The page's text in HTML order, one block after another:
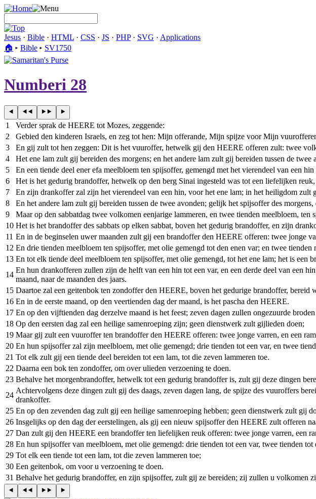
Jesus · Bible · HTML · CSS · JS · PHP· SVG · Applications
🏠︎ ▸ Bible ▸ SV1750
Numberi 28
1
Verder sprak de HEERE tot Mozes, zeggende:
2
Gebied den kinderen Israels, en zeg tot hen: Mijn offerande, Mijn spijze voor Mijn
3
En gij zult tot hen zeggen: Dit is het vuuroffer, hetwelk gij den HEERE offeren zult: twee
4
Het ene lam zult gij bereiden des morgens; en het andere lam zult gij bereiden tussen de twee
5
En een tiende deel ener efa meelbloem ten spijsoffer, gemengd met het vierendeel van een
6
Het is het gedurig brandoffer, hetwelk op den berg Sinai ingesteld was tot een liefelijken
7
En zijn drankoffer zal zijn het vierendeel van een hin, voor het ene lam; in het heiligdom
8
En het andere lam zult gij bereiden tussen de twee avonden; gelijk het spijsoffer des
9
Maar op den sabbatdag twee volkomen eenjarige lammeren, en twee tienden meelbloem,
10 Het is het brandoffer des sabbats op elken sabbat, boven het gedurig brandoffer, en zijn
11 En in de beginselen uwer maanden zult gij een brandoffer den HEERE offeren: twee jonge
12 En drie tienden meelbloem ten spijsoffer, met olie gemengd tot den enen var; en twee
13 En tot elk tiende deel meelbloem ten spijsoffer, met olie gemengd, tot het ene lam; het is
14
En hun drankofferen zullen zijn de helft van een hin tot een var, en een derde deel van een
maand, naar de maanden des jaars.
15 Daartoe zal een geitenbok ten zondoffer den HEERE, boven het gedurige brandoffer, bereid
16 En in de eerste maand, op den veertienden dag der maand, is het pascha den HEERE.
17 En op den vijftienden dag derzelve maand is het feest; zeven dagen zullen ongezuurde
18 Op den eersten dag zal een heilige samenroeping zijn; geen dienstwerk zult gijlieden doen;
19 Maar gij zult een vuuroffer ten brandoffer den HEERE offeren: twee jonge varren, en een
20 En hun spijsoffer zal zijn meelbloem, met olie gemengd; drie tienden tot een var, en twee
21 Tot elk zult gij een tiende deel bereiden tot een lam, tot die zeven lammeren toe.
22 Daarna een bok ten zondoffer, om over ulieden verzoening te doen.
23 Behalve het morgenbrandoffer, hetwelk tot een gedurig brandoffer is, zult gij deze dingen
24
Achtervolgens deze dingen zult gij des daags, zeven dagen lang, de spijze des vuuroffers
drankoffer.
25 En op den zevenden dag zult gij een heilige samenroeping hebben; geen dienstwerk zult gij
26 Insgelijks op den dag der eerstelingen, als gij een nieuw spijsoffer den HEERE zult offeren
27 Dan zult gij den HEERE een brandoffer ten liefelijken reuk offeren: twee jonge varren, een
28 En hun spijsoffer van meelbloem, met olie gemengd: drie tienden tot een var, twee tienden tot
29 Tot elk een tiende tot een lam, tot die zeven lammeren toe;
30 Een geitenbok, om voor u verzoening te doen.
31 Behalve het gedurig brandoffer, en zijn spijsoffer, zult gij ze bereiden; zij zullen u volkomen